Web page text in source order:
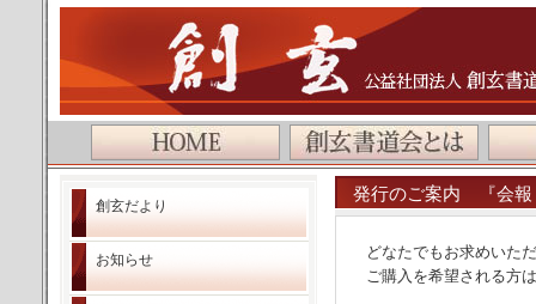
公益社団法人 創玄書道会
創玄だより
お知らせ
発行のご案内 『会
どなたでもお求めいた
ご購入を希望される方